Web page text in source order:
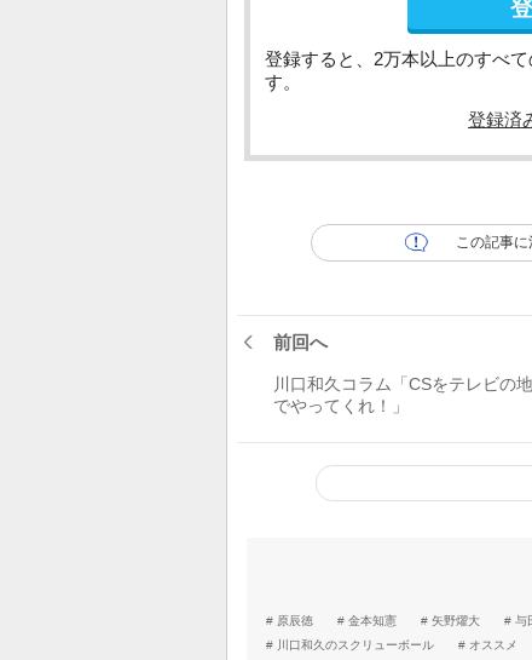
登録すると、2万本以上のすべ
す。
登録済
この記事に
前回へ
川口和久コラム「CSをテレビの
でやってくれ！」
原辰徳 金本知憲 矢野燿大 与
川口和久のスクリューボール
オススメ